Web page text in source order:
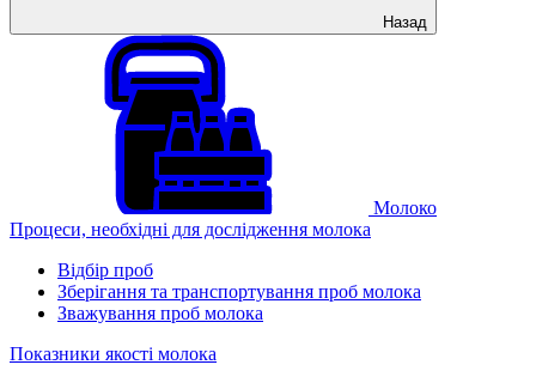
Назад
Молоко
Процеси, необхідні для дослідження молока
Відбір проб
Зберігання та транспортування проб молока
Зважування проб молока
Показники якості молока